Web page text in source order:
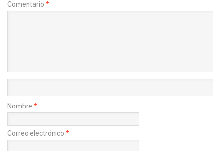
Comentario *
Nombre *
Correo electrónico *